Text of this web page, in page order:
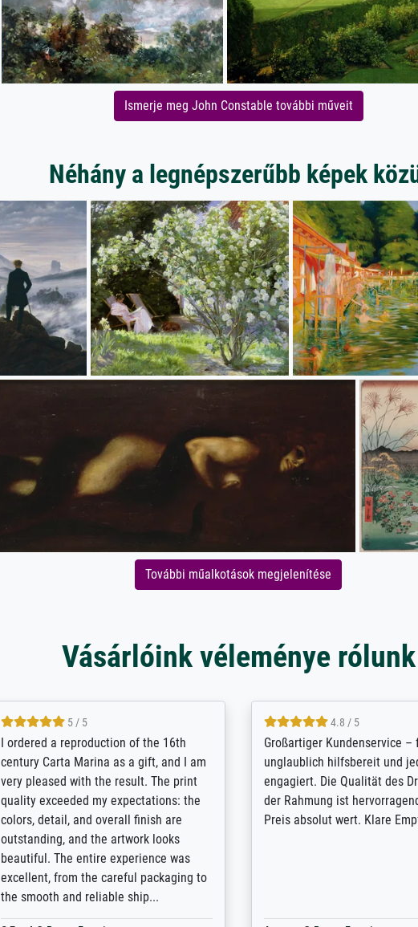
Ismerje meg John Constable további műveit
Néhány a legnépszerűbb képek
További műalkotások megjelenítése
Vásárlóink véleménye rólunk
5 / 5
The team at Meisterdrucke strives to
meet its clients demands, and provides
expert advice on how to obtain the best
results for the prints requested by the
client. The company has a vast
repertoire of prints to choose from, and
will provide excellent service also with
regards to prints which are not in that
repertoire. Highly recommended!
5 / 5
Outstanding quality and
support. - the quality of the
excellent and difficult to
from the real thing; it will be
for high-quality art prints